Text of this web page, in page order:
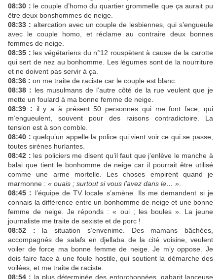
08:30 : le couple d’homo du quartier grommelle que ça aurait pu
être deux bonshommes de neige.
08:33 : altercation avec un couple de lesbiennes, qui s’engueule
avec le couple homo, et réclame au contraire deux bonnes
femmes de neige.
08:35 : les végétariens du n°12 rouspètent à cause de la carotte
qui sert de nez au bonhomme. Les légumes sont de la nourriture
et ne doivent pas servir à ça.
08:36 : on me traite de raciste car le couple est blanc.
08:38 : les musulmans de l’autre côté de la rue veulent que je
mette un foulard à ma bonne femme de neige.
08:39 : il y a à présent 50 personnes qui me font face, qui
m’engueulent, souvent pour des raisons contradictoire. La
tension est à son comble.
08:40 : quelqu’un appelle la police qui vient voir ce qui se passe,
toutes sirènes hurlantes.
08:42 : les policiers me disent qu’il faut que j’enlève le manche à
balai que tient le bonhomme de neige car il pourrait être utilisé
comme une arme mortelle. Les choses empirent quand je
marmonne : « ouais ; surtout si vous l’avez dans le… »
08:45 : l’équipe de TV locale s’amène. Ils me demandent si je
connais la différence entre un bonhomme de neige et une bonne
femme de neige. Je réponds : « oui ; les boules ». La jeune
journaliste me traite de sexiste et de porc !
08:52 : la situation s’envenime. Des mamans bâchées,
accompagnés de salafs en djellaba de la cité voisine, veulent
voiler de force ma bonne femme de neige. Je m’y oppose. Je
dois faire face à une foule hostile, qui soutient la démarche des
voilées, et me traite de raciste.
08:54 : la plus déterminée des entorchonnées, gabarit lanceuse